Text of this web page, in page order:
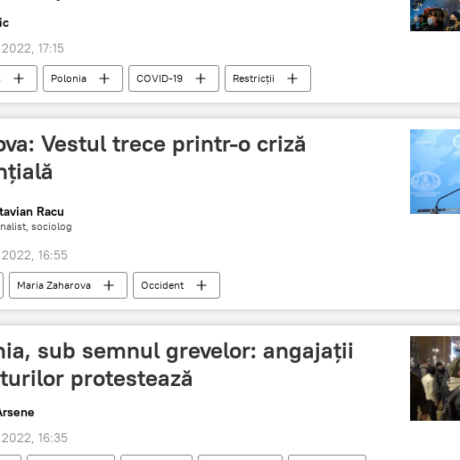
17:15
Polonia COVID-19 Restricții
Vestul trece printr-o criză
Racu
sociolog
16:55
Maria Zaharova Occident
sub semnul grevelor: angajații
protestează
16:35